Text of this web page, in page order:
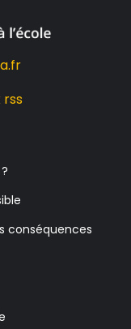
conséquences